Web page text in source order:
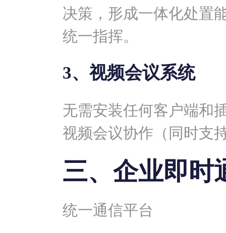
决策，形成一体化处置
统一指挥。
3、视频会议系统
无需安装任何客户端和
视频会议协作（同时支
三、企业即时
统一通信平台